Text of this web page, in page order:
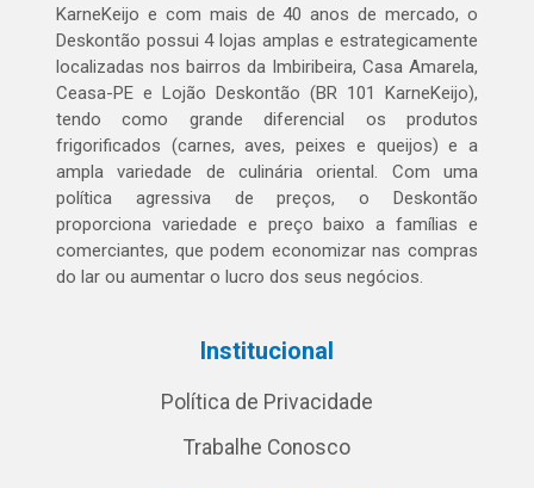
KarneKeijo e com mais de 40 anos de mercado, o
Deskontão possui 4 lojas amplas e estrategicamente
localizadas nos bairros da Imbiribeira, Casa Amarela,
Ceasa-PE e Lojão Deskontão (BR 101 KarneKeijo),
tendo como grande diferencial os produtos
frigorificados (carnes, aves, peixes e queijos) e a
ampla variedade de culinária oriental. Com uma
política agressiva de preços, o Deskontão
proporciona variedade e preço baixo a famílias e
comerciantes, que podem economizar nas compras
do lar ou aumentar o lucro dos seus negócios.
Institucional
Política de Privacidade
Trabalhe Conosco